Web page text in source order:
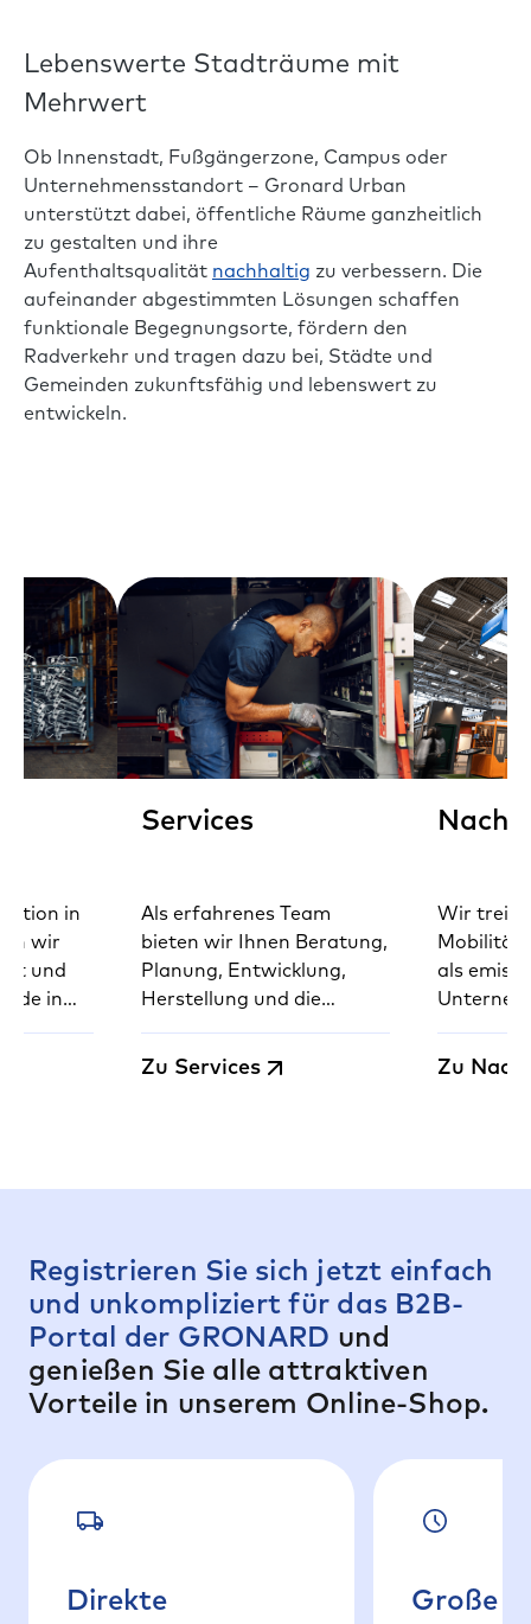
Lebenswerte Stadträume mit
Mehrwert
Ob Innenstadt, Fußgängerzone, Campus oder
Unternehmensstandort – Gronard Urban
unterstützt dabei, öffentliche Räume ganzheitlich
zu gestalten und ihre
Aufenthaltsqualität nachhaltig zu verbessern. Die
aufeinander abgestimmten Lösungen schaffen
funktionale Begegnungsorte, fördern den
Radverkehr und tragen dazu bei, Städte und
Gemeinden zukunftsfähig und lebenswert zu
entwickeln.
in
wir
und
in
Services
Als erfahrenes Team
bieten wir Ihnen Beratung,
Planung, Entwicklung,
Herstellung und die
unseren Produkten –
Zu Services
Wir
als
und
Zu
Registrieren Sie sich jetzt einfach
und unkompliziert für das B2B-
Portal der GRONARD und
genießen Sie alle attraktiven
Vorteile in unserem Online-Shop.
Direkte
Große